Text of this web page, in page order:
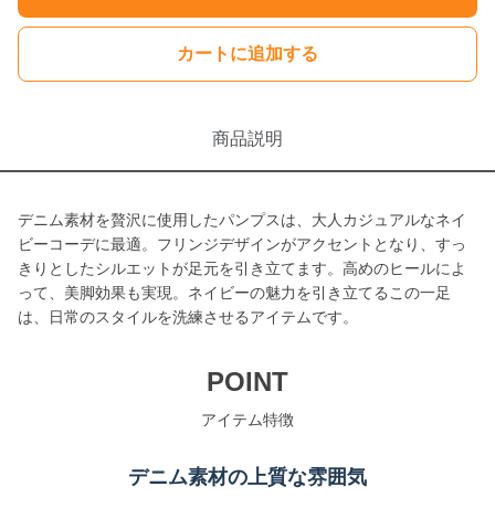
カートに追加する
商品説明
デニム素材を贅沢に使用したパンプスは、大人カジュアルなネイ
ビーコーデに最適。フリンジデザインがアクセントとなり、すっ
きりとしたシルエットが足元を引き立てます。高めのヒールによ
って、美脚効果も実現。ネイビーの魅力を引き立てるこの一足
は、日常のスタイルを洗練させるアイテムです。
POINT
アイテム特徴
デニム素材の上質な雰囲気